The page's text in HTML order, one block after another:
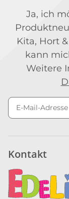
Ja, ich
Kita, Hort
kann
Weitere
Kontakt